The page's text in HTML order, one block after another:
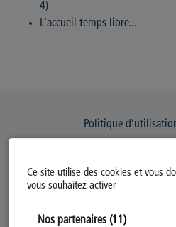
Ce site utilise des cookies et vous
vous souhaitez activer
Nos partenaires (11)
4)
L’accueil temps libre...
Politique
Politique Générale de